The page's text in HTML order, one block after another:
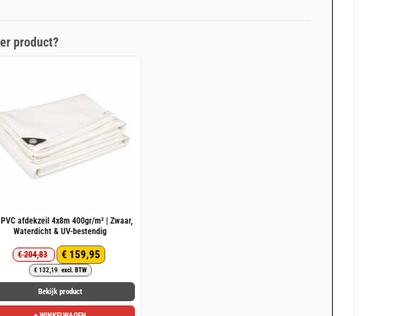
product?
afdekzeil 4x8m 400gr/m² | Zwaar,
Waterdicht & UV-bestendig
€204,83
Oorspronkelijke
prijs
was:
€ 204,83.
€ 159,95
Huidige
prijs
is:
€ 159,95.
€ 132,19 excl. BTW
Bekijk product